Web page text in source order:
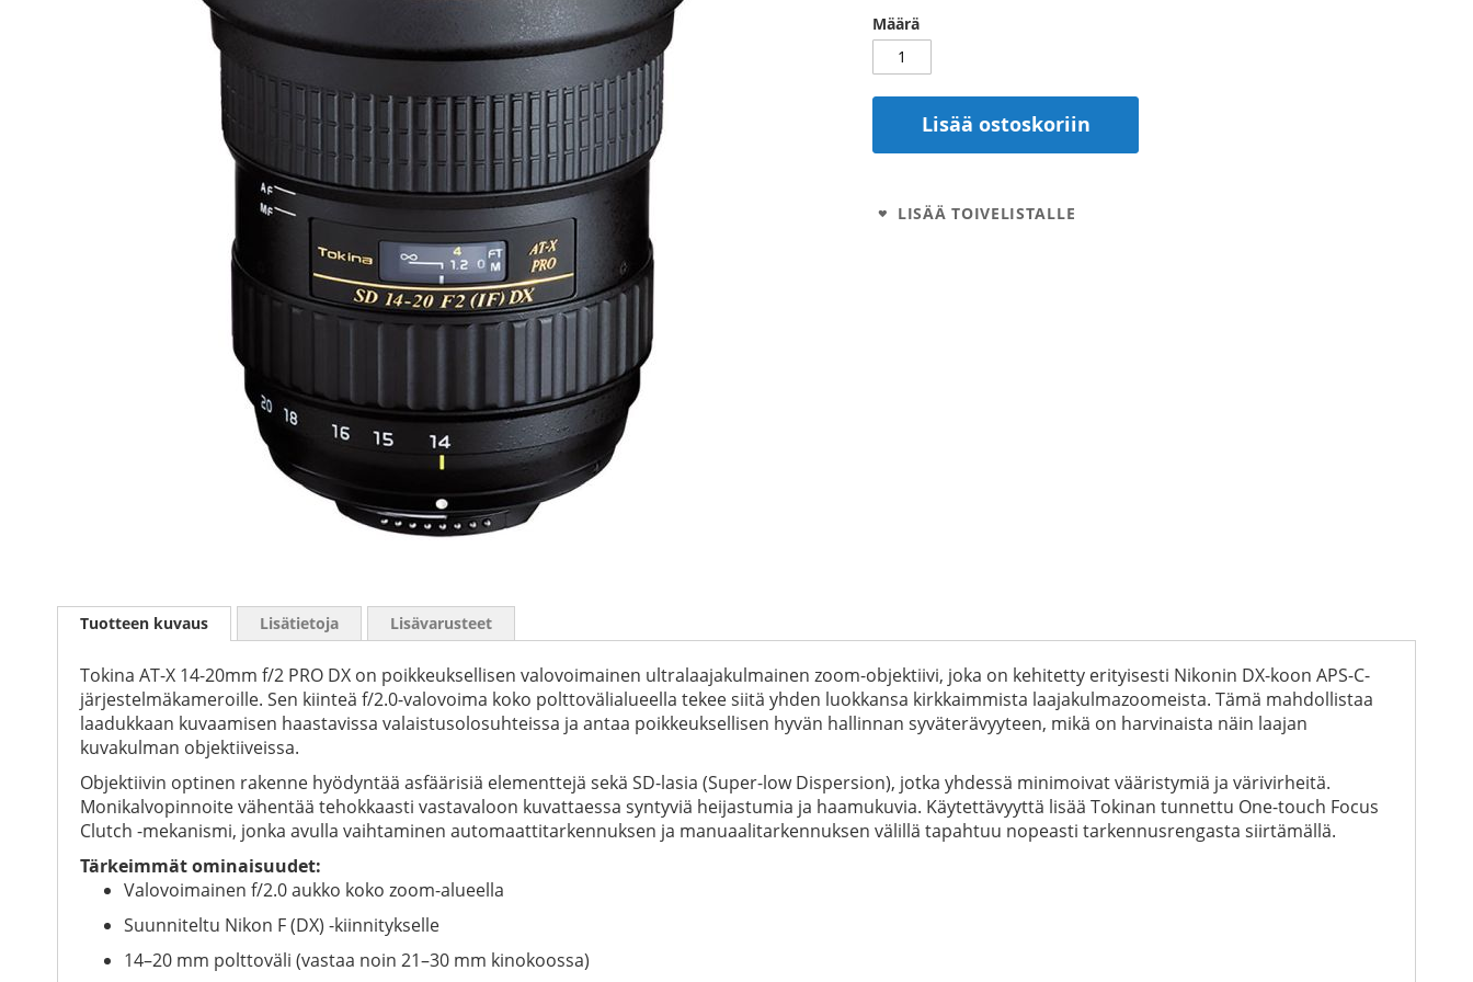
Määrä
Lisää ostoskoriin
LISÄÄ TOIVELISTALLE
to
images
gallery
Tuotteen kuvaus
Tokina AT-X 14-20mm f/2 PRO DX on poikkeuksellisen valovoimainen ultralaajakulmainen zoom-objektiivi, joka on kehitetty erityisesti Nikonin DX-koon APS-C-
järjestelmäkameroille. Sen kiinteä f/2.0-valovoima koko polttovälialueella tekee siitä yhden luokkansa kirkkaimmista laajakulmazoomeista. Tämä mahdollistaa
laadukkaan kuvaamisen haastavissa valaistusolosuhteissa ja antaa poikkeuksellisen hyvän hallinnan syväterävyyteen, mikä on harvinaista näin laajan
kuvakulman objektiiveissa.
Objektiivin optinen rakenne hyödyntää asfäärisiä elementtejä sekä SD-lasia (Super-low Dispersion), jotka yhdessä minimoivat vääristymiä ja värivirheitä.
Monikalvopinnoite vähentää tehokkaasti vastavaloon kuvattaessa syntyviä heijastumia ja haamukuvia. Käytettävyyttä lisää Tokinan tunnettu One-touch Focus
Clutch -mekanismi, jonka avulla vaihtaminen automaattitarkennuksen ja manuaalitarkennuksen välillä tapahtuu nopeasti tarkennusrengasta siirtämällä.
Tärkeimmät ominaisuudet:
Valovoimainen f/2.0 aukko koko zoom-alueella
Suunniteltu Nikon F (DX) -kiinnitykselle
14–20 mm polttoväli (vastaa noin 21–30 mm kinokoossa)
Lisätietoja Lisävarusteet